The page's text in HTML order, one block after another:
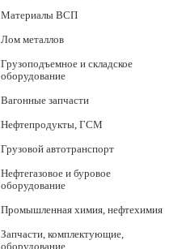
Материалы ВСП
Лом металлов
Грузоподъемное и складское
оборудование
Вагонные запчасти
Нефтепродукты, ГСМ
Грузовой автотранспорт
Нефтегазовое и буровое
оборудование
Промышленная химия, нефтехимия
Запчасти, комплектующие,
оборудование